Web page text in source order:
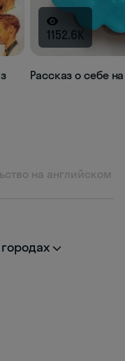
1152.6K
Рассказ о себе
на английском